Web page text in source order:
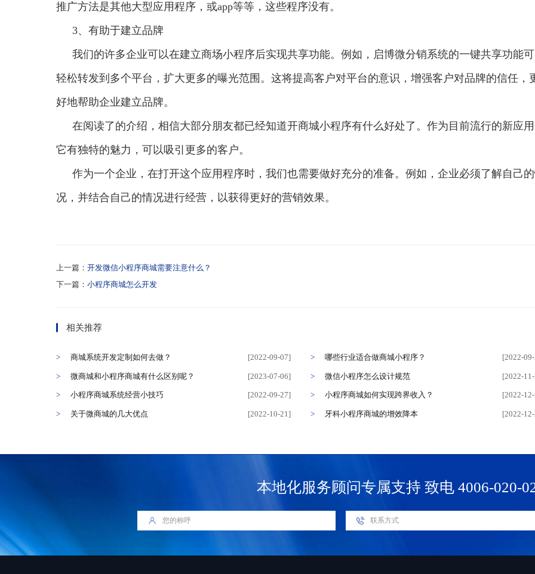
推广方法是其他大型应用程序，或app等等，这些程序没有。
3、有助于建立品牌
我们的许多企业可以在建立商场小程序后实现共享功能。例如，启博微分销系统的一键共享功能
轻松转发到多个平台，扩大更多的曝光范围。这将提高客户对平台的意识，增强客户对品牌的信任，
好地帮助企业建立品牌。
在阅读了的介绍，相信大部分朋友都已经知道开商城小程序有什么好处了。作为目前流行的新应用
它有独特的魅力，可以吸引更多的客户。
作为一个企业，在打开这个应用程序时，我们也需要做好充分的准备。例如，企业必须了解自己
况，并结合自己的情况进行经营，以获得更好的营销效果。
上一篇：开发微信小程序商城需要注意什么？
下一篇：小程序商城怎么开发
相关推荐
商城系统开发定制如何去做？ [2022-09-07] 哪些行业适合做商城小程序？ [2022-
微商城和小程序商城有什么区别呢？ [2023-07-06] 微信小程序怎么设计规范 [2022-
小程序商城系统经营小技巧 [2022-09-27] 小程序商城如何实现跨界收入？ [2022-
关于微商城的几大优点 [2022-10-21] 牙科小程序商城的增效降本 [2022-
本地化服务顾问专属支持致电 4006-020-